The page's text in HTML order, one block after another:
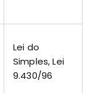
Lei do
Simples, Lei
9.430/96